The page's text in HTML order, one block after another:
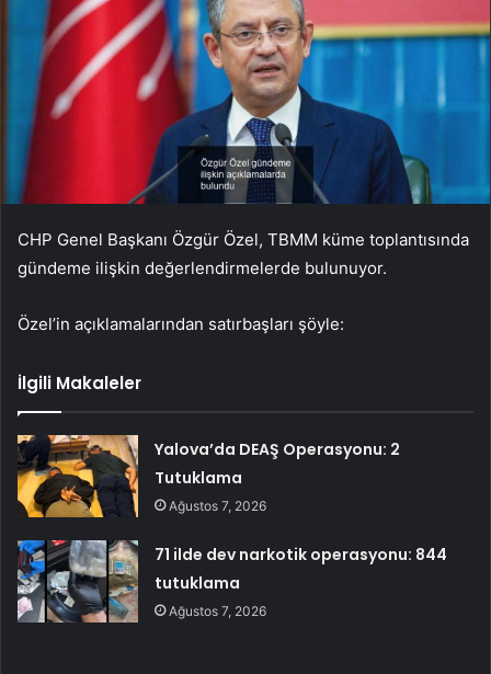
CHP Genel Başkanı Özgür Özel, TBMM küme toplantısında
gündeme ilişkin değerlendirmelerde bulunuyor.
Özel’in açıklamalarından satırbaşları şöyle:
İlgili Makaleler
Yalova’da DEAŞ Operasyonu: 2
Tutuklama
Ağustos 7, 2026
71 ilde dev narkotik operasyonu: 844
tutuklama
Ağustos 7, 2026